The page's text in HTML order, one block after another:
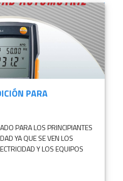
PARA
PARA LOS PRINCIPIANTES
YA QUE SE VEN LOS
Y LOS EQUIPOS